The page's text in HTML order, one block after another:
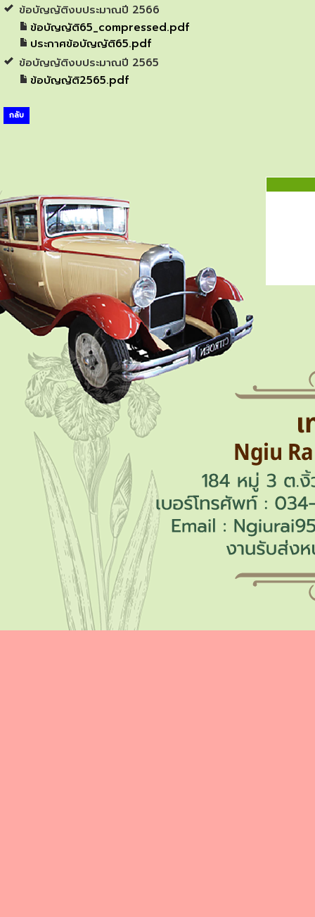
ข้อบัญญัติงบประมาณปี 2566
ข้อบัญญัติ65_compressed.pdf
ประกาศข้อบัญญัติ65.pdf
ข้อบัญญัติงบประมาณปี 2565
ข้อบัญญัติ2565.pdf
กลับ